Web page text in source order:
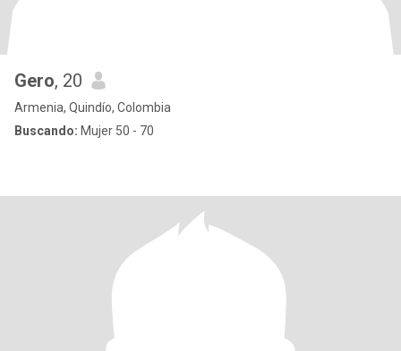
Gero, 20
Armenia, Quindío, Colombia
Buscando: Mujer 50 - 70